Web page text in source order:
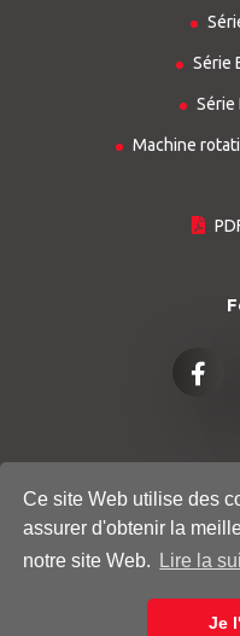
Ce site Web utilise des
assurer d'obtenir la
notre site Web.
Lire la
Je
Série
Série
Machine
© COPYRIGHT
- ALL
POLITIQUE